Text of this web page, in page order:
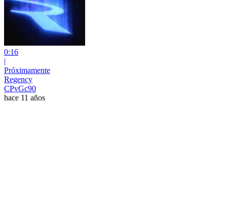
0:16
|
Próximamente
Regency
CPvGc90
hace 11 años